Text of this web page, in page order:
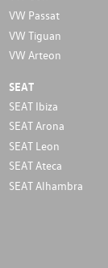
VW Passat
VW Tiguan
VW Arteon
SEAT
SEAT Ibiza
SEAT Arona
SEAT Leon
SEAT Ateca
SEAT Alhambra